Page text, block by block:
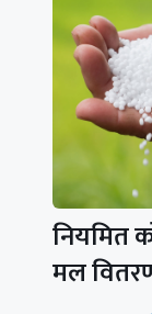
नियमित
मल